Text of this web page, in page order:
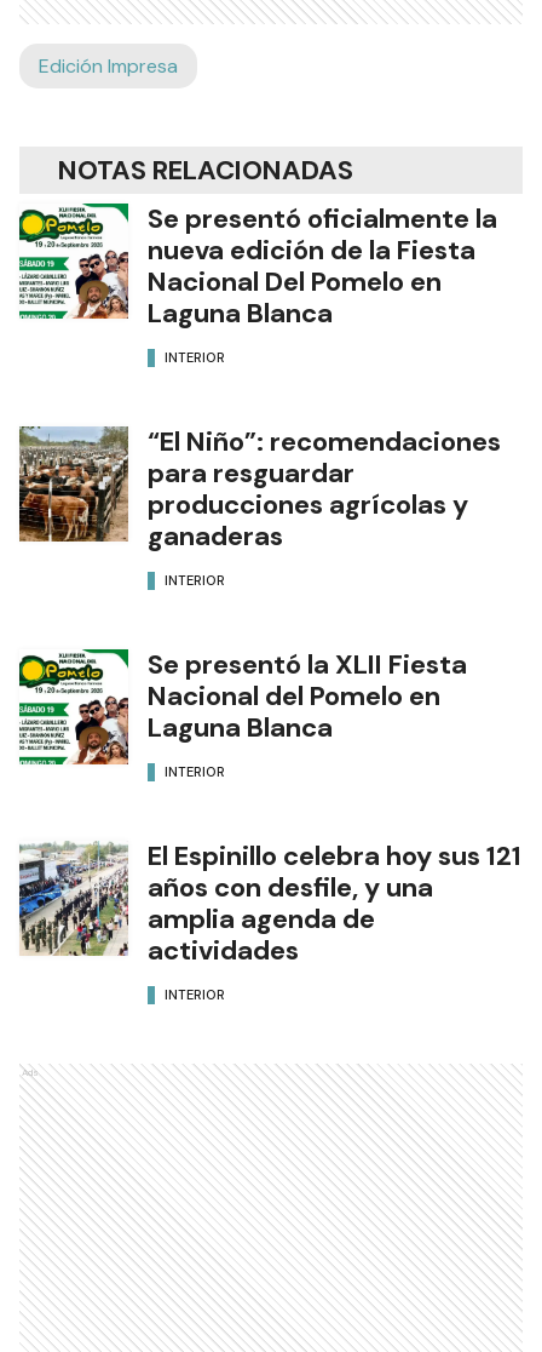
Edición Impresa
NOTAS RELACIONADAS
Se presentó oficialmente la
nueva edición de la Fiesta
Nacional Del Pomelo en
Laguna Blanca
INTERIOR
“El Niño”: recomendaciones
para resguardar
producciones agrícolas y
ganaderas
INTERIOR
Se presentó la XLII Fiesta
Nacional del Pomelo en
Laguna Blanca
INTERIOR
El Espinillo celebra hoy sus 121
años con desfile, y una
amplia agenda de
actividades
INTERIOR
Ads